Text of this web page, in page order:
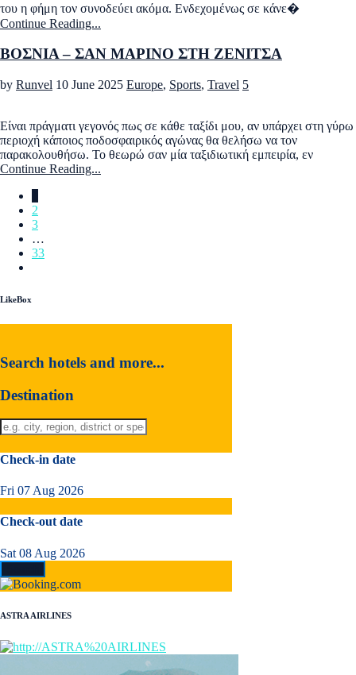
του η φήμη τον συνοδεύει ακόμα. Ενδεχομένως σε κάνε�
Continue Reading...
ΒΟΣΝΙΑ – ΣΑΝ ΜΑΡΙΝΟ ΣΤΗ ΖΕΝΙΤΣΑ
by Runvel 10 June 2025 Europe, Sports, Travel 5
Είναι πράγματι γεγονός πως σε κάθε ταξίδι μου, αν υπάρχει στη γύρω
περιοχή κάποιος ποδοσφαιρικός αγώνας θα θελήσω να τον
παρακολουθήσω. Το θεωρώ σαν μία ταξιδιωτική εμπειρία, εν
Continue Reading...
2
3
…
33
LikeBox
Search hotels and more...
Destination
Check-in date
Fri 07 Aug 2026
Check-out date
Sat 08 Aug 2026
ASTRA AIRLINES